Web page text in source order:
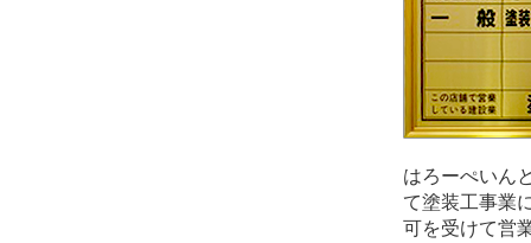
はろーぺいん
て塗装工事業
可を受けて営